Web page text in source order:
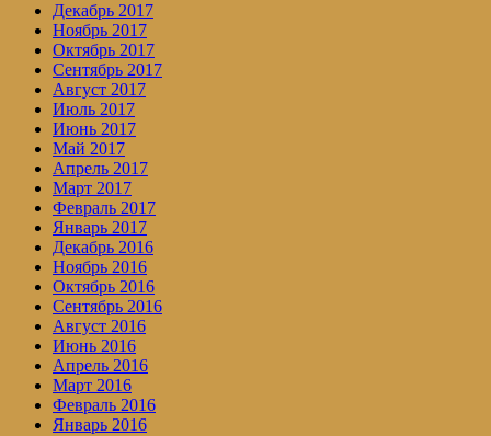
Декабрь 2017
Ноябрь 2017
Октябрь 2017
Сентябрь 2017
Август 2017
Июль 2017
Июнь 2017
Май 2017
Апрель 2017
Март 2017
Февраль 2017
Январь 2017
Декабрь 2016
Ноябрь 2016
Октябрь 2016
Сентябрь 2016
Август 2016
Июнь 2016
Апрель 2016
Март 2016
Февраль 2016
Январь 2016